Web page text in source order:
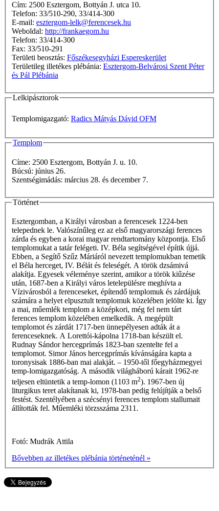
Cím: 2500 Esztergom, Bottyán J. utca 10.
Telefon: 33/510-290, 33/414-300
E-mail: esztergom-lelk@ferencesek.hu
Weboldal: http://frankaegom.hu
Telefon: 33/414-300
Fax: 33/510-291
Területi beosztás: Főszékesegyházi Espereskerület
Területileg illetékes plébánia: Esztergom-Belvárosi Szent Péter
és Pál Plébánia
Lelkipásztorok
Templomigazgató: Radics Mátyás Dávid OFM
Templom
Címe: 2500 Esztergom, Bottyán J. u. 10.
Búcsú: június 26.
Szentségimádás: március 28. és december 7.
Történet
Esztergomban, a Királyi városban a ferencesek 1224-ben
telepednek le. Valószínűleg ez az első magyarországi ferences
zárda és egyben a korai magyar rendtartomány központja. Első
templomukat a tatár felégeti. IV. Béla segítségével építik újjá.
Ebben, a Segítő Szűz Máriáról nevezett templomukban temetik
el Béla herceget, IV. Bélát és feleségét. A török dzsámivá
alakítja. Egyesek véleménye szerint, amikor a török kiűzése
után, 1687-ben a Királyi város letelepülésre meghívta a
Vízivárosból a ferenceseket, építendő templomuk és zárdájuk
számára a helyet elpusztult templomuk közelében jelölte ki. Így
a mai, műemlék templom a középkori, még fel nem tárt
ferences templom közelében emelkedik. A megépült
templomot és zárdát 1717-ben ünnepélyesen adták át a
ferenceseknek. A Lorettói-kápolna 1718-ban készült el.
Rudnay Sándor hercegprímás 1823-ban szentelte fel a
templomot. Simor János hercegprímás kívánságára kapta a
toronysisak 1886-ban mai alakját. – 1950-től főegyházmegyei
temp-lomigazgatóság. A második világháború kárait 1962-re
teljesen eltüntetik a temp-lomon (1103 m2). 1967-ben új
liturgikus teret alakítanak ki, 1978-ban pedig felújítják a belső
festést. Szentélyében a szécsényi ferences templom stallumait
állították fel. Műemléki törzsszáma 2311.
Fotó: Mudrák Attila
Bővebben az illetékes plébánia történeténél »